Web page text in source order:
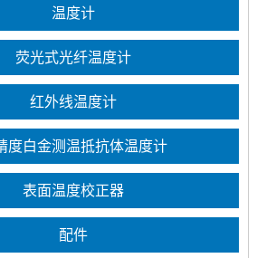
温度计
荧光式光纤温度计
红外线温度计
度白金测温抵抗体温度计
表面温度校正器
配件